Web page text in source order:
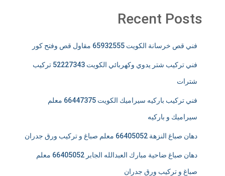
Recent Posts
فني قص خرسانة الكويت 65932555 مقاول قص وفتح كور
فني تركيب شتر يدوي وكهربائي الكويت 52227343 تركيب
شترات
فني تركيب باركيه سيراميك الكويت 66447375 معلم
سيراميك و باركيه
دهان صباغ النزهة 66405052 معلم صباغ و تركيب ورق جدران
دهان صباغ ضاحية مبارك العبدالله الجابر 66405052 معلم
صباغ و تركيب ورق جدران